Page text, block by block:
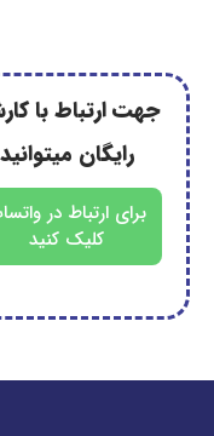
با کارشناس
میتوانید از راه
در واتساپ
کلیک کنید